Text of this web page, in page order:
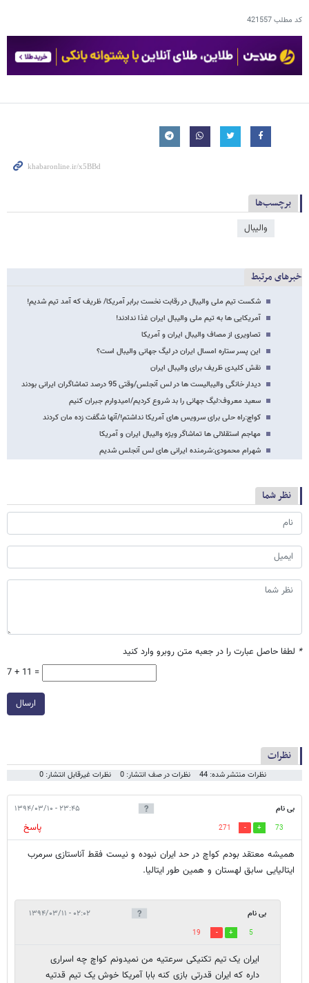
کد مطلب421557
برچسب‌ها
والیبال
خبرهای مرتبط
شکست تیم ملی والیبال در رقابت نخست برابر آمریکا/ ظریف که آمد تیم شدیم!
آمریکایی ها به تیم ملی والیبال ایران غذا ندادند!
تصاویری از مصاف والیبال ایران و آمریکا
این پسر ستاره امسال ایران در لیگ جهانی والیبال است؟
نقش کلیدی ظریف برای والیبال ایران
دیدار خانگی والیبالیست ها در لس آنجلس/وقتی 95 درصد تماشاگران ایرانی بودند
سعید معروف:لیگ جهانی را بد شروع کردیم/امیدوارم جبران کنیم
کواچ:راه حلی برای سرویس های آمریکا نداشتم!/آنها شگفت زده مان کردند
مهاجم استقلالی ها تماشاگر ویژه والیبال ایران و آمریکا
شهرام محمودی:شرمنده ایرانی های لس آنجلس شدیم
نظر شما
* لطفا حاصل عبارت را در جعبه متن روبرو وارد کنید
7 + 11 =
ارسال
نظرات
نظرات منتشر شده: 44 نظرات در صف انتشار: 0 نظرات غیرقابل انتشار: 0
بی نام ۲۳:۴۵ - ۱۳۹۴/۰۳/۱۰
73
271
پاسخ
همیشه معتقد بودم کواچ در حد ایران نبوده و نیست فقط آناستازی سرمرب
ایتالیایی سابق لهستان و همین طور ایتالیا.
بی نام ۰۲:۰۲ - ۱۳۹۴/۰۳/۱۱
5
19
ایران یک تیم تکنیکی سرعتیه من نمیدونم کواچ چه اسراری
داره که ایران قدرتی بازی کنه بابا آمریکا خوش یک تیم قدتیه